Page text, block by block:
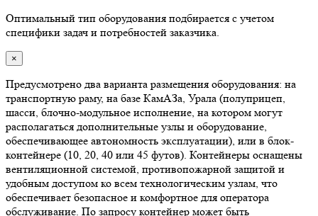
Оптимальный тип оборудования подбирается с учетом
специфики задач и потребностей заказчика.
×
Предусмотрено два варианта размещения оборудования: на
транспортную раму, на базе КамАЗа, Урала (полуприцеп,
шасси, блочно-модульное исполнение, на котором могут
располагаться дополнительные узлы и оборудование,
обеспечивающее автономность эксплуатации), или в блок-
контейнере (10, 20, 40 или 45 футов). Контейнеры оснащены
вентиляционной системой, противопожарной защитой и
удобным доступом ко всем технологическим узлам, что
обеспечивает безопасное и комфортное для оператора
обслуживание. По запросу контейнер может быть